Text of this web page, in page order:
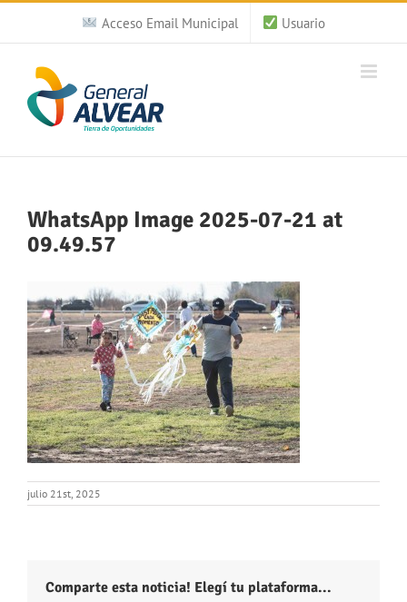
Saltar
contenido
Acceso Email Municipal Usuario
WhatsApp Image 2025-07-21 at
09.49.57
julio 21st, 2025
Comparte esta noticia! Elegí tu plataforma...